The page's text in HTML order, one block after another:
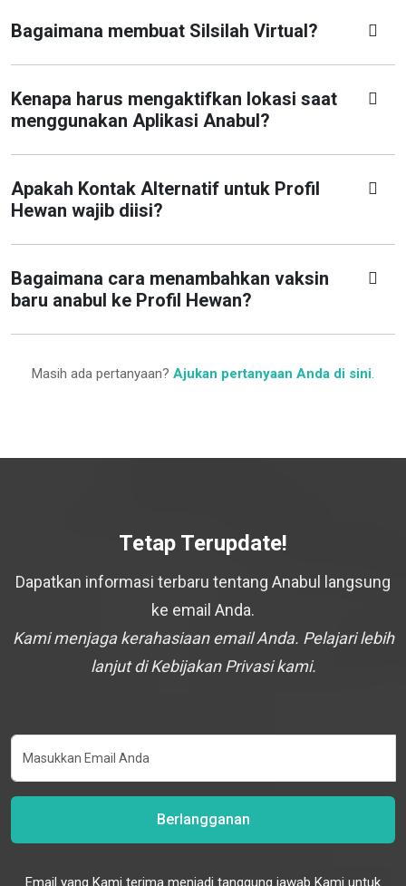
Bagaimana membuat Silsilah Virtual?
Kenapa harus mengaktifkan lokasi saat
menggunakan Aplikasi Anabul?
Apakah Kontak Alternatif untuk Profil
Hewan wajib diisi?
Bagaimana cara menambahkan vaksin
baru anabul ke Profil Hewan?
Masih ada pertanyaan? Ajukan pertanyaan Anda di sini.
Tetap Terupdate!
Dapatkan informasi terbaru tentang Anabul langsung
ke email Anda.
Kami menjaga kerahasiaan email Anda. Pelajari lebih
lanjut di Kebijakan Privasi kami.
Berlangganan
Email yang Kami terima menjadi tanggung jawab Kami untuk